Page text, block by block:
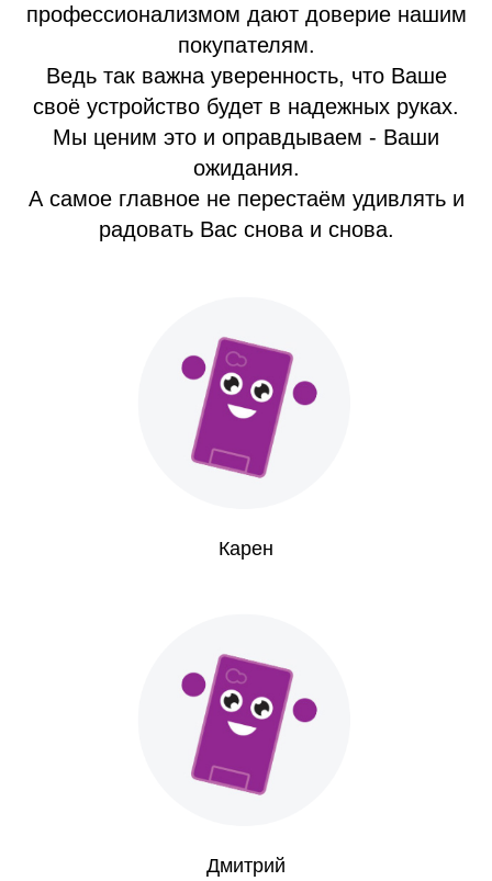
профессионализмом дают доверие нашим
покупателям.
Ведь так важна уверенность, что Ваше
своё устройство будет в надежных руках.
Мы ценим это и оправдываем - Ваши
ожидания.
А самое главное не перестаём удивлять и
радовать Вас снова и снова.
Карен
Дмитрий